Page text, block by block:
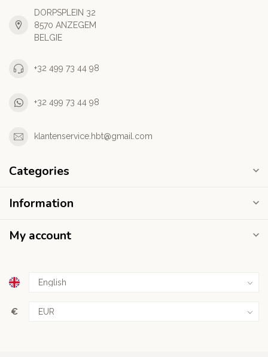
DORPSPLEIN 32
8570 ANZEGEM
BELGIE
+32 499 73 44 98
+32 499 73 44 98
klantenservice.hbt@gmail.com
Categories
Information
My account
€